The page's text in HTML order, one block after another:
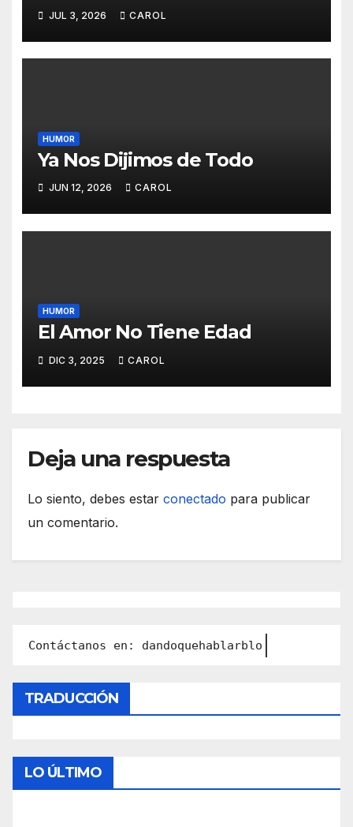
JUL 3, 2026 CAROL
HUMOR
Ya Nos Dijimos de Todo
JUN 12, 2026 CAROL
HUMOR
El Amor No Tiene Edad
DIC 3, 2025 CAROL
Deja una respuesta
Lo siento, debes estar conectado para publicar
un comentario.
Contáctanos en: dandoquehablarblog@gmail.com
TRADUCCIÓN
LO ÚLTIMO